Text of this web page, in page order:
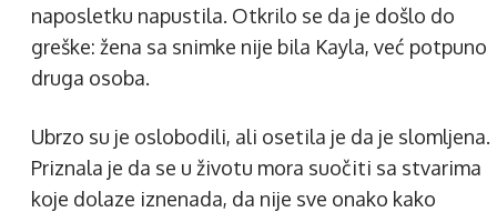
naposletku napustila. Otkrilo se da je došlo do
greške: žena sa snimke nije bila Kayla, već potpuno
druga osoba.
Ubrzo su je oslobodili, ali osetila je da je slomljena.
Priznala je da se u životu mora suočiti sa stvarima
koje dolaze iznenada, da nije sve onako kako